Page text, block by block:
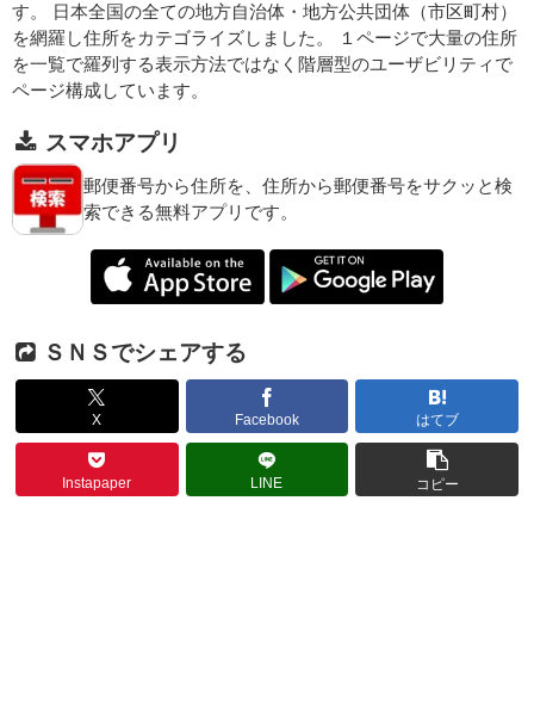
す。 日本全国の全ての地方自治体・地方公共団体（市区町村）
を網羅し住所をカテゴライズしました。 １ページで大量の住所
を一覧で羅列する表示方法ではなく階層型のユーザビリティで
ページ構成しています。
スマホアプリ
郵便番号から住所を、住所から郵便番号をサクッと検
索できる無料アプリです。
ＳＮＳでシェアする
X Facebook はてブ
Instapaper LINE コピー